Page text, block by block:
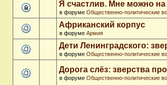
Я счастлив. Мне можно
в форуме Общественно-политические
Африканский корпус
в форуме Армия
Дети Ленинградского:
в форуме Общественно-политические
Дорога слёз: зверства
в форуме Общественно-политические